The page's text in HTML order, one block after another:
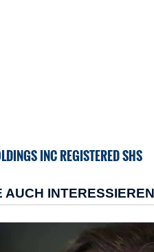
INC REGISTERED SHS